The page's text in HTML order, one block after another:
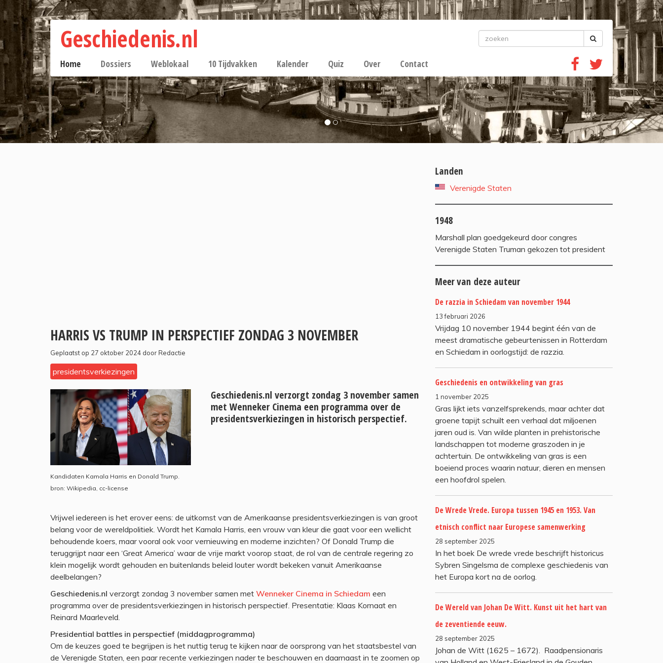
Geschiedenis.nl
Home Dossiers Weblokaal 10 Tijdvakken Kalender Quiz Over Contact
HARRIS VS TRUMP IN PERSPECTIEF ZONDAG 3 NOVEMBER
Geplaatst op 27 oktober 2024 door Redactie
presidentsverkiezingen
Kandidaten Kamala Harris en Donald Trump.
bron: Wikipedia, cc-license
Geschiedenis.nl verzorgt zondag 3 november samen
met Wenneker Cinema een programma over de
presidentsverkiezingen in historisch perspectief.
Vrijwel iedereen is het erover eens: de uitkomst van de Amerikaanse presidentsverkiezingen is van groot
belang voor de wereldpolitiek. Wordt het Kamala Harris, een vrouw van kleur die gaat voor een wellicht
behoudende koers, maar vooral ook voor vernieuwing en moderne inzichten? Of Donald Trump die
teruggrijpt naar een ‘Great America’ waar de vrije markt voorop staat, de rol van de centrale regering zo
klein mogelijk wordt gehouden en buitenlands beleid louter wordt bekeken vanuit Amerikaanse
deelbelangen?
Geschiedenis.nl verzorgt zondag 3 november samen met Wenneker Cinema in Schiedam een
programma over de presidentsverkiezingen in historisch perspectief. Presentatie: Klaas Kornaat en
Reinard Maarleveld.
Presidential battles in perspectief (middagprogramma)
Om de keuzes goed te begrijpen is het nuttig terug te kijken naar de oorsprong van het staatsbestel van
de Verenigde Staten, een paar recente verkiezingen nader te beschouwen en daarnaast in te zoomen op
Landen
Verenigde Staten
1948
Marshall plan goedgekeurd door congres
Verenigde Staten Truman gekozen tot president
Meer van deze auteur
De razzia in Schiedam van november 1944
13 februari 2026
Vrijdag 10 november 1944 begint één van de
meest dramatische gebeurtenissen in Rotterdam
en Schiedam in oorlogstijd: de razzia.
Geschiedenis en ontwikkeling van gras
1 november 2025
Gras lijkt iets vanzelfsprekends, maar achter dat
groene tapijt schuilt een verhaal dat miljoenen
jaren oud is. Van wilde planten in prehistorische
landschappen tot moderne graszoden in je
achtertuin. De ontwikkeling van gras is een
boeiend proces waarin natuur, dieren en mensen
een hoofdrol spelen.
De Wrede Vrede. Europa tussen 1945 en 1953. Van
etnisch conflict naar Europese samenwerking
28 september 2025
In het boek De wrede vrede beschrijft historicus
Sybren Singelsma de complexe geschiedenis van
het Europa kort na de oorlog.
De Wereld van Johan De Witt. Kunst uit het hart van
de zeventiende eeuw.
28 september 2025
Johan de Witt (1625 – 1672). Raadpensionaris